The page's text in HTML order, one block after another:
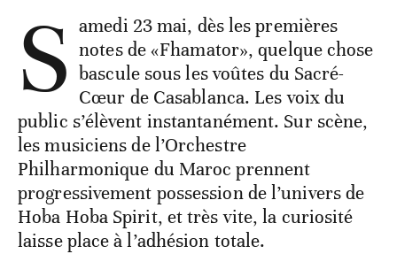
S amedi 23 mai, dès les premières
notes de «Fhamator», quelque chose
bascule sous les voûtes du Sacré-
Cœur de Casablanca. Les voix du
public s’élèvent instantanément. Sur scène,
les musiciens de l’Orchestre
Philharmonique du Maroc prennent
progressivement possession de l’univers de
Hoba Hoba Spirit, et très vite, la curiosité
laisse place à l’adhésion totale.